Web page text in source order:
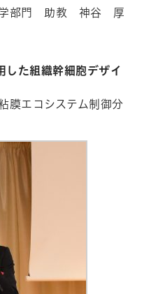
門 助教 神谷 厚
した組織幹細胞デザイ
コシステム制御分